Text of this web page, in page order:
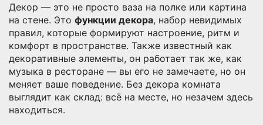
Декор — это не просто ваза на полке или картина
на стене. Это функции декора, набор невидимых
правил, которые формируют настроение, ритм и
комфорт в пространстве. Также известный как
декоративные элементы, он работает так же, как
музыка в ресторане — вы его не замечаете, но он
меняет ваше поведение. Без декора комната
выглядит как склад: всё на месте, но незачем здесь
находиться.